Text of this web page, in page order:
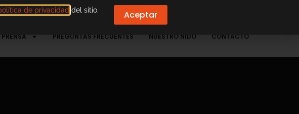
PRENSA PREGUNTAS FRECUENTES NUESTRO NIDO CONTACTO
de privacidad del sitio. Aceptar